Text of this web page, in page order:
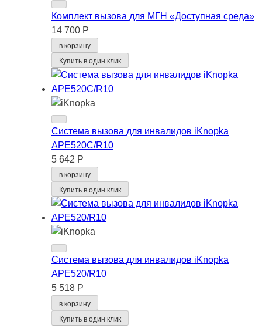
Комплект вызова для МГН «Доступная среда»
14 700 Р
в корзину
Купить в один клик
Система вызова для инвалидов iKnopka
APE520C/R10
5 642 Р
в корзину
Купить в один клик
Система вызова для инвалидов iKnopka
APE520/R10
5 518 Р
в корзину
Купить в один клик